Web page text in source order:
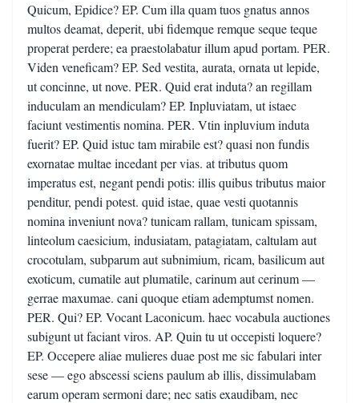
Quicum, Epidice? EP. Cum illa quam tuos gnatus annos
multos deamat, deperit, ubi fidemque remque seque teque
properat perdere; ea praestolabatur illum apud portam. PER.
Viden veneficam? EP. Sed vestita, aurata, ornata ut lepide,
ut concinne, ut nove. PER. Quid erat induta? an regillam
induculam an mendiculam? EP. Inpluviatam, ut istaec
faciunt vestimentis nomina. PER. Vtin inpluvium induta
fuerit? EP. Quid istuc tam mirabile est? quasi non fundis
exornatae multae incedant per vias. at tributus quom
imperatus est, negant pendi potis: illis quibus tributus maior
penditur, pendi potest. quid istae, quae vesti quotannis
nomina inveniunt nova? tunicam rallam, tunicam spissam,
linteolum caesicium, indusiatam, patagiatam, caltulam aut
crocotulam, subparum aut subnimium, ricam, basilicum aut
exoticum, cumatile aut plumatile, carinum aut cerinum —
gerrae maxumae. cani quoque etiam ademptumst nomen.
PER. Qui? EP. Vocant Laconicum. haec vocabula auctiones
subigunt ut faciant viros. AP. Quin tu ut occepisti loquere?
EP. Occepere aliae mulieres duae post me sic fabulari inter
sese — ego abscessi sciens paulum ab illis, dissimulabam
earum operam sermoni dare; nec satis exaudibam, nec